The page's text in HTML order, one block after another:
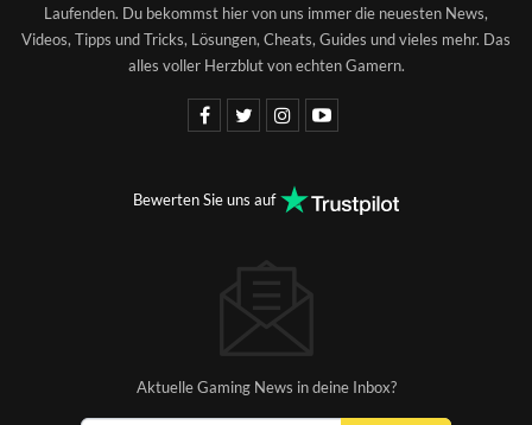
Laufenden. Du bekommst hier von uns immer die neuesten News,
Videos, Tipps und Tricks, Lösungen, Cheats, Guides und vieles mehr. Das
alles voller Herzblut von echten Gamern.
Bewerten Sie uns auf
Aktuelle Gaming News in deine Inbox?